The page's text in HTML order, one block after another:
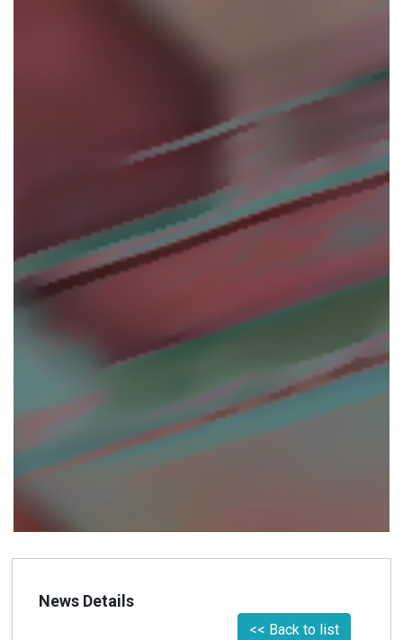
News Details
<< Back to list